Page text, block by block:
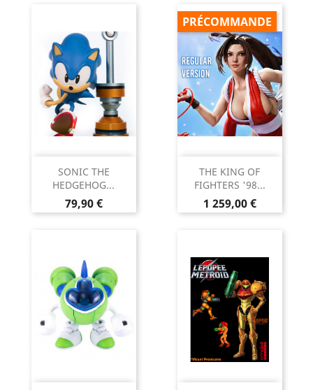
SONIC THE
HEDGEHOG...
Prix
79,90 €
THE KING OF
FIGHTERS '98...
Prix
1 259,00 €
PRÉCOMMANDE